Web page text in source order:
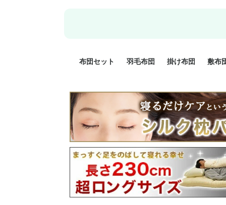
布団セット
羽毛布団セット 2点セット
3点セット
4点セット
5点セット
6点セット
エクセルゴー
ロイヤルゴー
マザーダッ
小さい布団セット
大きい布団セット
掛け布団セット 2点セット
3点セット
4点セット
6点セット
敷布団セット 2点セット
3点セット
羽毛布団
プレミアムゴールド
ロイヤルゴールド
エクセルゴールド
ニューゴールド
マザーダックダウン
マザーグースダウン
スーパーロングサイズ
洗える羽毛布団
肌掛け布団
掛け布団
防ダニ掛け布団
洗える掛け布団
小さい掛け布団
大きい掛け布団
肌掛け布団
敷布
防ダ
小さ
大き
機能